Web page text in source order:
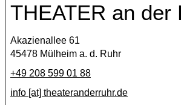
THEATER an der
Akazienallee 61
45478 Mülheim a. d. Ruhr
+49 208 599 01 88
info [​at​] theateranderruhr.de